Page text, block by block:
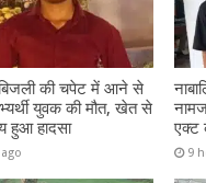
की चपेट में आने से
युवक की मौत, खेत से
हुआ हादसा
एक्ट
9